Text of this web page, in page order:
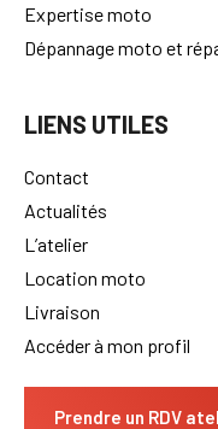
Expertise moto
Dépannage moto et
LIENS UTILES
Contact
Actualités
L’atelier
Location moto
Livraison
Accéder à mon profil
Prendre un RDV